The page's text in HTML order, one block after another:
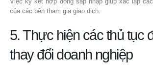
của các bên tham gia giao dịch.
5. Thực hiện các thủ tục
thay đổi doanh nghiệp